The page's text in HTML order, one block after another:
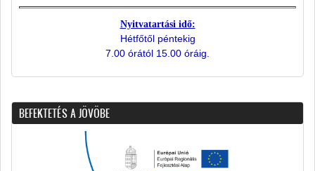
Nyitvatartási idő:
Hétfőtől péntekig
7.00 órától 15.00 óráig.
BEFEKTETÉS A JÖVÖBE